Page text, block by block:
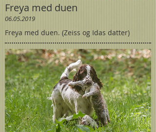
Freya med duen
06.05.2019
Freya med duen. (Zeiss og Idas datter)